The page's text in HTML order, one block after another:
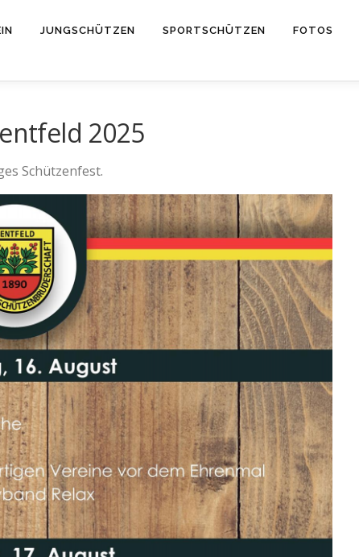
JUNGSCHÜTZEN SPORTSCHÜTZEN FOTOS
2025
Schützenfest.